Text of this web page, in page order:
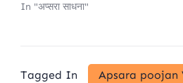
In "अप्सरा साधना"
Tagged In Apsara poojan